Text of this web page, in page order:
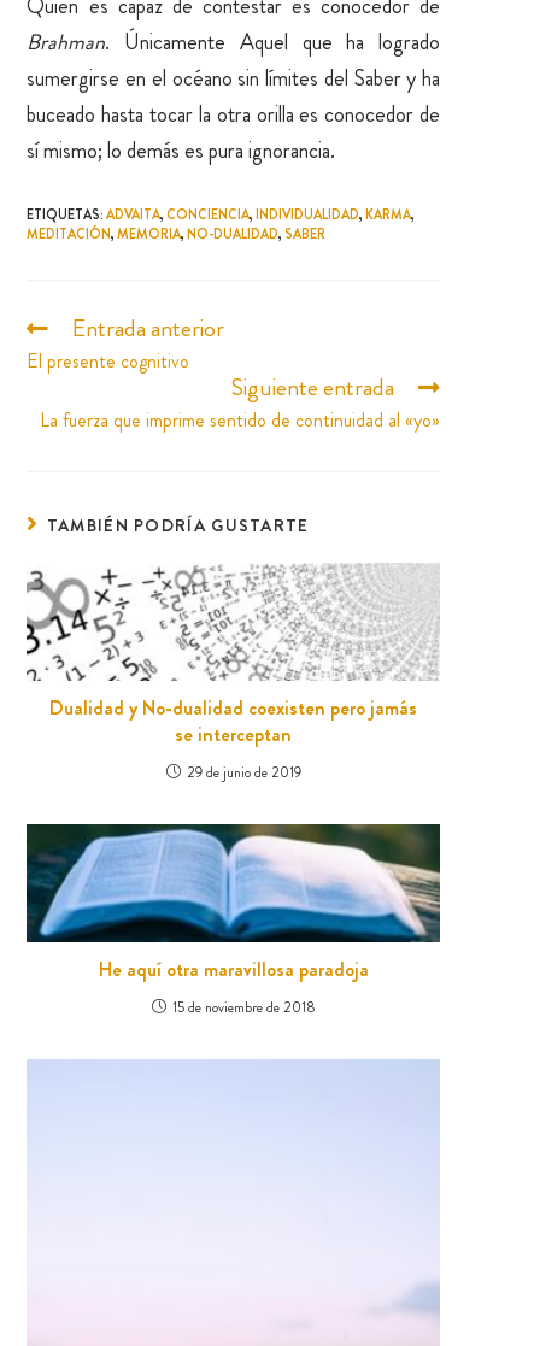
Brahman. Únicamente Aquel que ha logrado
sumergirse en el océano sin límites del Saber y ha
buceado hasta tocar la otra orilla es conocedor de
sí mismo; lo demás es pura ignorancia.
ETIQUETAS:ADVAITA, CONCIENCIA, INDIVIDUALIDAD, KARMA,
MEDITACIÓN, MEMORIA, NO-DUALIDAD, SABER
Entrada anterior
El presente cognitivo
Siguiente entrada
La fuerza que imprime sentido de continuidad al «yo»
TAMBIÉN PODRÍA GUSTARTE
Dualidad y No-dualidad coexisten pero jamás
se interceptan
29 de junio de 2019
He aquí otra maravillosa paradoja
15 de noviembre de 2018